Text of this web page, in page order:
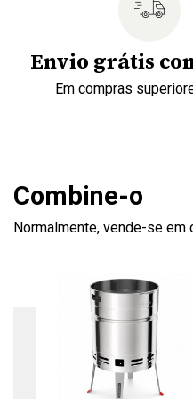
Envio grátis
Em compras
Combine-o
Normalmente, vende-se em